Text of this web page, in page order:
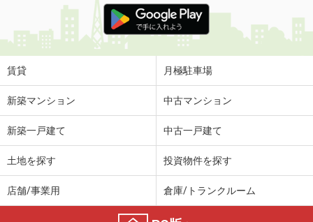
賃貸 月極駐車場
新築マンション 中古マンション
新築一戸建て 中古一戸建て
土地を探す 投資物件を探す
店舗/事業用 倉庫/トランクルーム